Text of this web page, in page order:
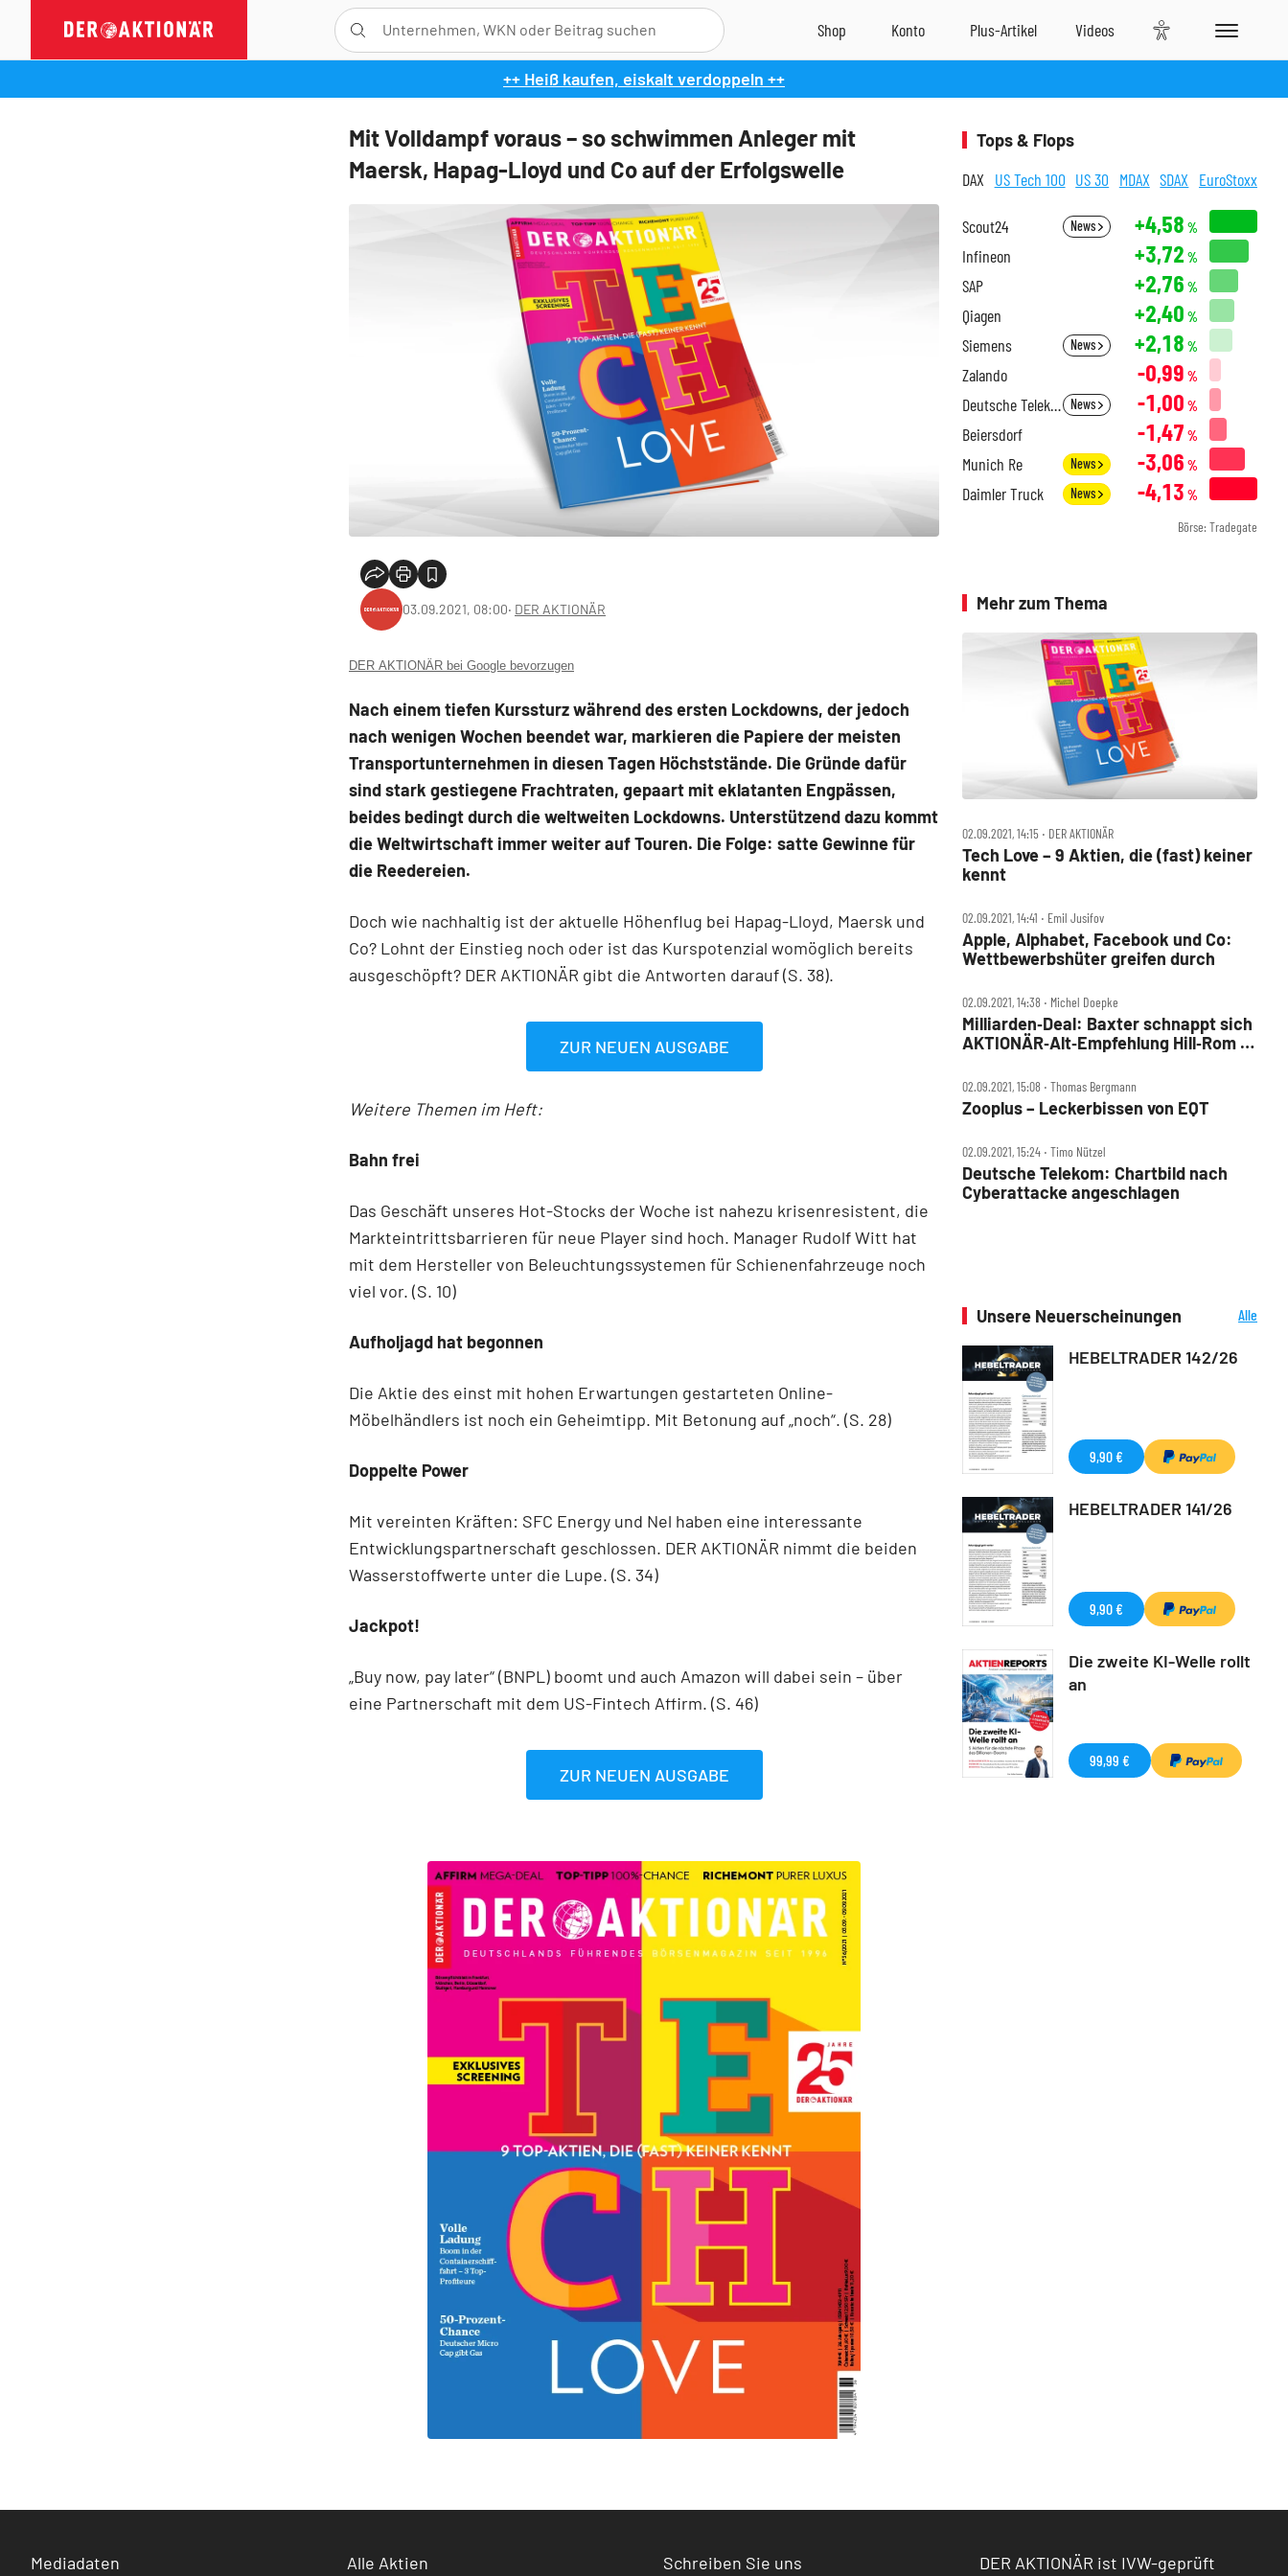
++ Heiß kaufen, eiskalt verdoppeln ++
Mit Volldampf voraus – so schwimmen Anleger mit
Maersk, Hapag-Lloyd und Co auf der Erfolgswelle
03.09.2021, 08:00‧ DER AKTIONÄR
DER AKTIONÄR bei Google bevorzugen
Nach einem tiefen Kurssturz während des ersten Lockdowns, der jedoch
nach wenigen Wochen beendet war, markieren die Papiere der meisten
Transportunternehmen in diesen Tagen Höchststände. Die Gründe dafür
sind stark gestiegene Frachtraten, gepaart mit eklatanten Engpässen,
beides bedingt durch die weltweiten Lockdowns. Unterstützend dazu kommt
die Weltwirtschaft immer weiter auf Touren. Die Folge: satte Gewinne für
die Reedereien.
Doch wie nachhaltig ist der aktuelle Höhenflug bei Hapag-Lloyd, Maersk und
Co? Lohnt der Einstieg noch oder ist das Kurspotenzial womöglich bereits
ausgeschöpft? DER AKTIONÄR gibt die Antworten darauf (S. 38).
ZUR NEUEN AUSGABE
Weitere Themen im Heft:
Bahn frei
Das Geschäft unseres Hot-Stocks der Woche ist nahezu krisenresistent, die
Markteintrittsbarrieren für neue Player sind hoch. Manager Rudolf Witt hat
mit dem Hersteller von Beleuchtungssystemen für Schienenfahrzeuge noch
viel vor. (S. 10)
Aufholjagd hat begonnen
Die Aktie des einst mit hohen Erwartungen gestarteten Online-
Möbelhändlers ist noch ein Geheimtipp. Mit Betonung auf „noch“. (S. 28)
Doppelte Power
Mit vereinten Kräften: SFC Energy und Nel haben eine interessante
Entwicklungspartnerschaft geschlossen. DER AKTIONÄR nimmt die beiden
Wasserstoffwerte unter die Lupe. (S. 34)
Jackpot!
„Buy now, pay later“ (BNPL) boomt und auch Amazon will dabei sein – über
eine Partnerschaft mit dem US-Fintech Affirm. (S. 46)
ZUR NEUEN AUSGABE
Tops & Flops
DAX US Tech 100 US 30 MDAX SDAX EuroStoxx
Scout24 News +4,58 %
Infineon +3,72 %
SAP +2,76 %
Qiagen +2,40 %
Siemens News +2,18 %
Zalando -0,99 %
Deutsche Telekom News -1,00 %
Beiersdorf -1,47 %
Munich Re News -3,06 %
Daimler Truck News -4,13 %
Börse: Tradegate
Mehr zum Thema
02.09.2021, 14:15 ‧ DER AKTIONÄR
Tech Love – 9 Aktien, die (fast) keiner
kennt
02.09.2021, 14:41 ‧ Emil Jusifov
Apple, Alphabet, Facebook und Co:
Wettbewerbshüter greifen durch
02.09.2021, 14:38 ‧ Michel Doepke
Milliarden‑Deal: Baxter schnappt sich
AKTIONÄR‑Alt‑Empfehlung Hill‑Rom –
02.09.2021, 15:08 ‧ Thomas Bergmann
Zooplus – Leckerbissen von EQT
02.09.2021, 15:24 ‧ Timo Nützel
Deutsche Telekom: Chartbild nach
Cyberattacke angeschlagen
Unsere Neuerscheinungen
Alle
HEBELTRADER 142/26
9,90 €
HEBELTRADER 141/26
9,90 €
Die zweite KI-Welle rollt
an
99,99 €
Mediadaten Alle Aktien Schreiben Sie uns DER AKTIONÄR ist IVW-geprüft